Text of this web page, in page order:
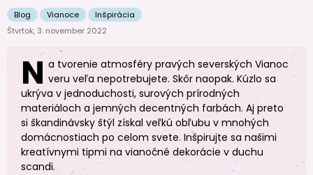
Blog Vianoce
Inšpirácia
Štvrtok, 3. november 2022
N a tvorenie atmosféry pravých severských Vianoc
veru veľa nepotrebujete. Skôr naopak. Kúzlo sa
ukrýva v jednoduchosti, surových prírodných
materiáloch a jemných decentných farbách. Aj preto
si škandinávsky štýl získal veľkú obľubu v mnohých
domácnostiach po celom svete. Inšpirujte sa našimi
kreatívnymi tipmi na vianočné dekorácie v duchu
scandi.